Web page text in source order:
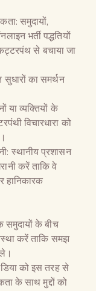
समुदायों,
भर्ती पद्धतियों
से बचाया जा
सुधारों का समर्थन
या व्यक्तियों के
विचारधारा को
स्थानीय प्रशासन
करें ताकि वे
हानिकारक
समुदायों के बीच
करें ताकि समझ
को इस तरह से
के साथ मुद्दों को